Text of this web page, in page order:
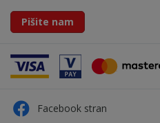
Pišite nam
Facebook stran